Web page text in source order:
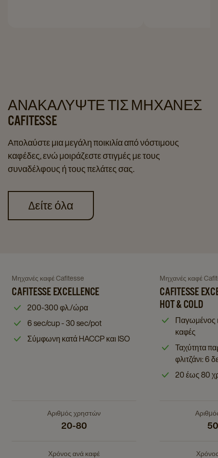
ΑΝΑΚΑΛΎΨΤΕ ΤΙΣ ΜΗΧΑΝΈΣ
CAFITESSE
Απολαύστε μια μεγάλη ποικιλία από νόστιμους
καφέδες, ενώ μοιράζεστε στιγμές με τους
συναδέλφους ή τους πελάτες σας.
Δείτε όλα
Cafitesse
Excellence
details
Navigate
to
Excellence
details
page
Μηχανές καφέ Cafitesse
CAFITESSE EXCELLENCE
200-300 φλ./ώρα
6 sec/cup - 30 sec/pot
Σύμφωνη κατά HACCP και ISO
Αριθμός χρηστών
20-80
Χρόνος ανά καφέ
Excellence
Touch
Hot
&
Cold
details
page
Navigate
to
Cafitesse
Touch
&
Cold
details
Μηχανές καφέ
CAFITESSE
HOT & COLD
Παγωμένος
καφές
Ταχύτητα
φλιτζάνι: 6
20 έως 80